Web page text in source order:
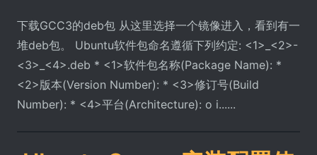
下载GCC3的deb包 从这里选择一个镜像进入，看到有一
堆deb包。 Ubuntu软件包命名遵循下列约定: <1>_<2>-
<3>_<4>.deb * <1>软件包名称(Package Name): *
<2>版本(Version Number): * <3>修订号(Build
Number): * <4>平台(Architecture): o i......